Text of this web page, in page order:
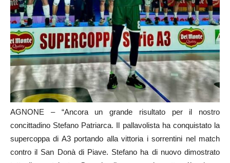
AGNONE – “Ancora un grande risultato per il nostro
concittadino Stefano Patriarca. Il pallavolista ha conquistato la
supercoppa di A3 portando alla vittoria i sorrentini nel match
contro il San Donà di Piave. Stefano ha di nuovo dimostrato